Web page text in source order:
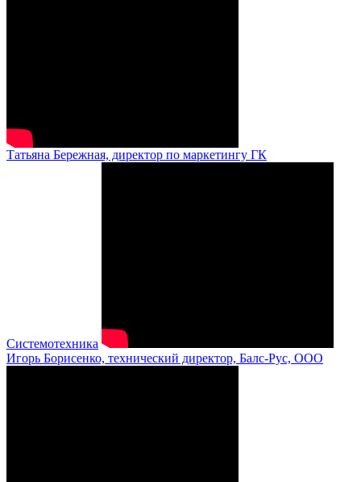
Татьяна Бережная, директор по маркетингу ГК
Системотехника
Игорь Борисенко, технический директор, Балс-Рус, ООО